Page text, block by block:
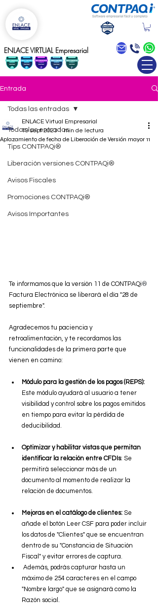
ENLACE VIRTUAL Empresarial
Entrada
Todas las entradas
Tips CONTPAQi®
Liberación versiones CONTPAQi®
Avisos Fiscales
Promociones CONTPAQi®
Avisos Importantes
Todas las entradas
Aplazamiento de fecha de Liberación de Versión mayor 11
ENLACE Virtual Empresarial
19 sept 2023 1 min de lectura
Te informamos que la versión 11 de CONTPAQi®
Factura Electrónica se liberará el día "28 de
septiembre".
Agradecemos tu paciencia y
retroalimentación, y te recordamos las
funcionalidades de la primera parte que
vienen en camino:
Módulo para la gestión de los pagos (REPS):
Este módulo ayudará al usuario a tener
visibilidad y control sobre los pagos emitidos
en tiempo para evitar la pérdida de
deducibilidad.
Optimizar y habilitar vistas que permitan
identificar la relación entre CFDIs: Se
permitirá seleccionar más de un
documento al momento de realizar la
relación de documentos.
Mejoras en el catálogo de clientes: Se
añade el botón Leer CSF para poder incluir
los datos de "Clientes" que se encuentran
dentro de su "Constancia de Situación
Fiscal" y evitar errores de captura.
máximo de 254 caracteres en el campo
"Nombre largo" que se asignará como la
Razón social.